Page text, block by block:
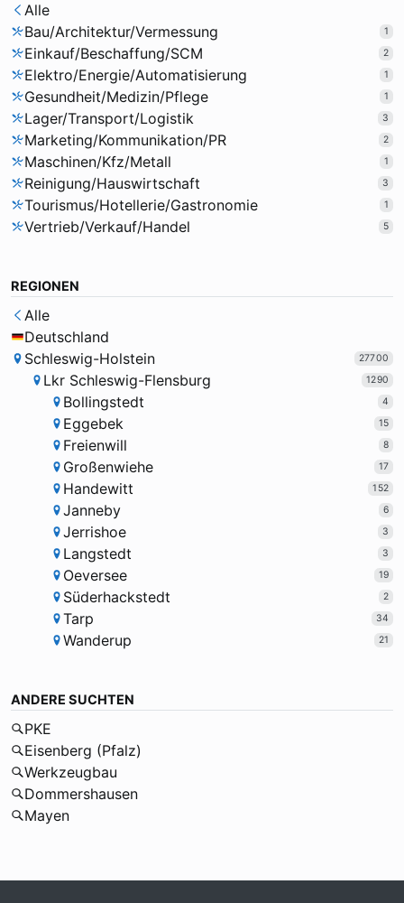
Alle
Bau/Architektur/Vermessung
1
Einkauf/Beschaffung/SCM 2
Elektro/Energie/Automatisierung 1
Gesundheit/Medizin/Pflege 1
Lager/Transport/Logistik 3
Marketing/Kommunikation/PR 2
Maschinen/Kfz/Metall 1
Reinigung/Hauswirtschaft 3
Tourismus/Hotellerie/Gastronomie 1
Vertrieb/Verkauf/Handel 5
REGIONEN
Alle
Deutschland
Schleswig-Holstein
27700
Lkr Schleswig-Flensburg 1290
Bollingstedt 4
Eggebek 15
Freienwill 8
Großenwiehe 17
Handewitt 152
Janneby 6
Jerrishoe 3
Langstedt 3
Oeversee 19
Süderhackstedt 2
Tarp 34
Wanderup 21
ANDERE SUCHTEN
PKE
Eisenberg (Pfalz)
Werkzeugbau
Dommershausen
Mayen